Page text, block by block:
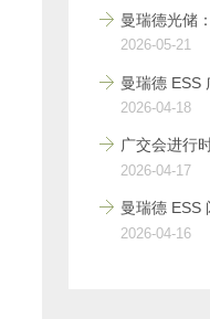
曼瑞德光储
2026-05-21
曼瑞德 ESS
2026-04-18
广交会进行
2026-04-17
曼瑞德 ESS
2026-04-16